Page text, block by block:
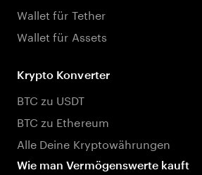
Wallet für Tether
Wallet für Assets
Krypto Konverter
BTC zu USDT
BTC zu Ethereum
Alle Deine Kryptowährungen
Wie man Vermögenswerte kauft